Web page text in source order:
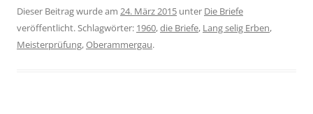
Dieser Beitrag wurde am 24. März 2015 unter Die Briefe
veröffentlicht. Schlagwörter: 1960,die Briefe, Lang selig Erben,
Meisterprüfung,Oberammergau.